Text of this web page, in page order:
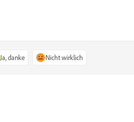
Ja, danke Nicht wirklich